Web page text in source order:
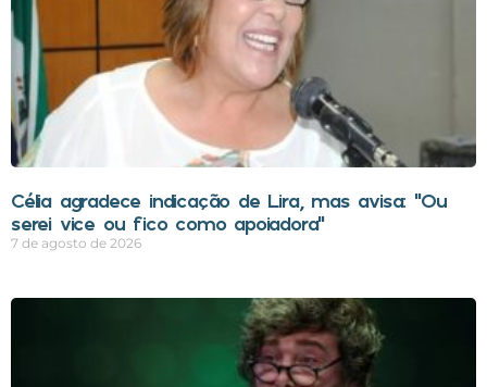
Célia agradece indicação de Lira, mas avisa: “Ou
serei vice ou fico como apoiadora”
7 de agosto de 2026